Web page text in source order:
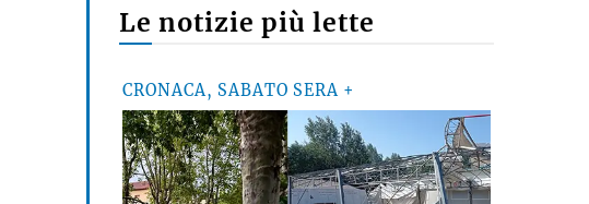
Le notizie più lette
CRONACA, SABATO SERA +